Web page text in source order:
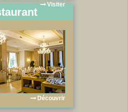
Visiter
Découvrir